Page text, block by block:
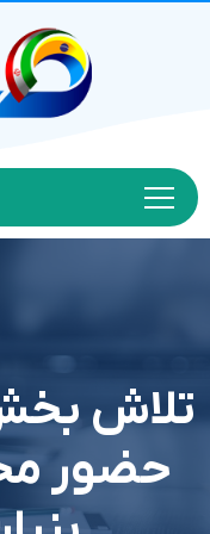
تلاش
حضور